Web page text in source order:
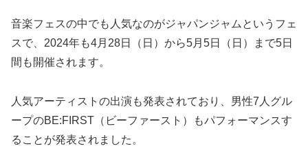
音楽フェスの中でも人気なのがジャパンジャムというフェ
スで、2024年も4月28日（日）から5月5日（日）まで5日
間も開催されます。
人気アーティストの出演も発表されており、男性7人グル
ープのBE:FIRST（ビーファースト）もパフォーマンスす
ることが発表されました。